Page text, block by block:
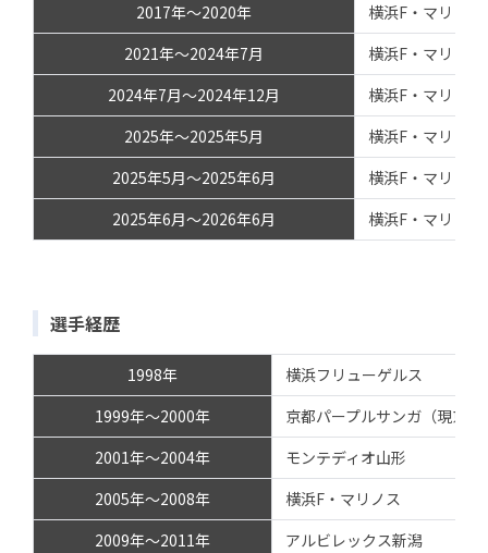
2017年～2020年
横浜F・マリノ
2021年～2024年7月
横浜F・マリノ
2024年7月～2024年12月
横浜F・マリノ
2025年～2025年5月
横浜F・マリノ
2025年5月～2025年6月
横浜F・マリノ
2025年6月～2026年6月
横浜F・マリノス
選手経歴
1998年
横浜フリューゲルス
1999年～2000年
京都パープルサンガ（現京都
2001年～2004年
モンテディオ山形
2005年～2008年
横浜F・マリノス
2009年～2011年
アルビレックス新潟